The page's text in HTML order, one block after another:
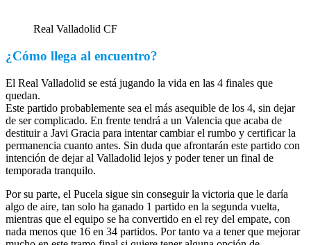
Real Valladolid CF
¿Cómo llega al encuentro?
El Real Valladolid se está jugando la vida en las 4 finales que
quedan.
Este partido probablemente sea el más asequible de los 4, sin dejar
de ser complicado. En frente tendrá a un Valencia que acaba de
destituir a Javi Gracia para intentar cambiar el rumbo y certificar la
permanencia cuanto antes. Sin duda que afrontarán este partido con
intención de dejar al Valladolid lejos y poder tener un final de
temporada tranquilo.
Por su parte, el Pucela sigue sin conseguir la victoria que le daría
algo de aire, tan solo ha ganado 1 partido en la segunda vuelta,
mientras que el equipo se ha convertido en el rey del empate, con
nada menos que 16 en 34 partidos. Por tanto va a tener que mejorar